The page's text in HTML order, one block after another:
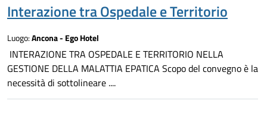
Interazione tra Ospedale e Territorio
Luogo:Ancona - Ego Hotel
INTERAZIONE TRA OSPEDALE E TERRITORIO NELLA
GESTIONE DELLA MALATTIA EPATICA Scopo del convegno è la
necessità di sottolineare ....